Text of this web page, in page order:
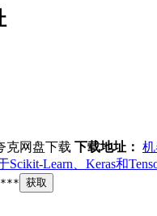
克网盘下载 下载地址：
Scikit-Learn、Keras和
获取